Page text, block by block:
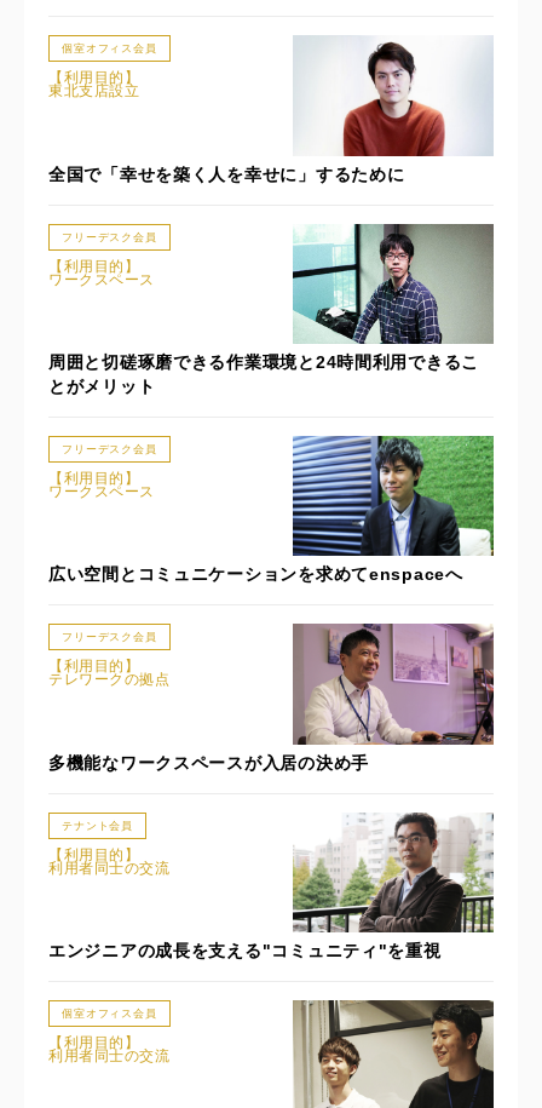
個室オフィス会員
【利用目的】
東北支店設立
全国で「幸せを築く人を幸せに」するために
フリーデスク会員
【利用目的】
ワークスペース
周囲と切磋琢磨できる作業環境と24時間利用できるこ
とがメリット
フリーデスク会員
【利用目的】
ワークスペース
広い空間とコミュニケーションを求めてenspaceへ
フリーデスク会員
【利用目的】
テレワークの拠点
多機能なワークスペースが入居の決め手
テナント会員
【利用目的】
利用者同士の交流
エンジニアの成長を支える"コミュニティ"を重視
個室オフィス会員
【利用目的】
利用者同士の交流